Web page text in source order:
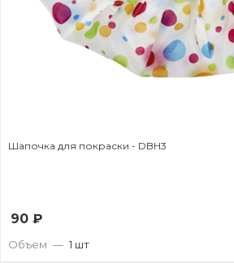
Шапочка для покраски - DBH3
90 ₽
Объем — 1 шт